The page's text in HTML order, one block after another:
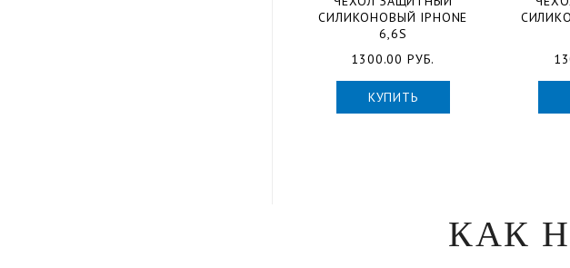
СИЛИКОНОВЫЙ IPHONE
6,6S
1300.00 РУБ.
КУПИТЬ
КАК